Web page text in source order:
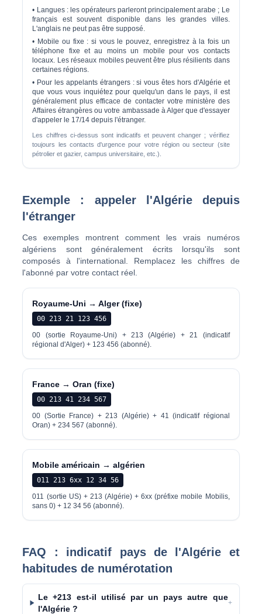
• Langues :les opérateurs parleront principalement arabe ; Le
français est souvent disponible dans les grandes villes.
L'anglais ne peut pas être supposé.
• Mobile ou fixe : si vous le pouvez, enregistrez à la fois un
téléphone fixe et au moins un mobile pour vos contacts
locaux. Les réseaux mobiles peuvent être plus résilients dans
certaines régions.
• Pour les appelants étrangers :si vous êtes hors d'Algérie et
que vous vous inquiétez pour quelqu'un dans le pays, il est
généralement plus efficace de contacter votre ministère des
Affaires étrangères ou votre ambassade à Alger que d'essayer
d'appeler le 17/14 depuis l'étranger.
Les chiffres ci-dessus sont indicatifs et peuvent changer ; vérifiez
toujours les contacts d'urgence pour votre région ou secteur (site
pétrolier et gazier, campus universitaire, etc.).
Exemple : appeler l'Algérie depuis
l'étranger
Ces exemples montrent comment les vrais numéros
algériens sont généralement écrits lorsqu'ils sont
composés à l'international. Remplacez les chiffres de
l'abonné par votre contact réel.
Royaume-Uni → Alger (fixe)
00 213 21 123 456
00 (sortie Royaume-Uni) + 213 (Algérie) + 21 (indicatif
régional d'Alger) + 123 456 (abonné).
France → Oran (fixe)
00 213 41 234 567
00 (Sortie France) + 213 (Algérie) + 41 (indicatif régional
Oran) + 234 567 (abonné).
Mobile américain → algérien
011 213 6xx 12 34 56
011 (sortie US) + 213 (Algérie) + 6xx (préfixe mobile Mobilis,
sans 0) + 12 34 56 (abonné).
FAQ : indicatif pays de l'Algérie et
habitudes de numérotation
Le +213 est-il utilisé par un pays autre que
l'Algérie ?
+